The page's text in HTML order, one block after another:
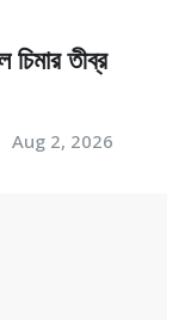
চিমার তীব্র
Aug 2, 2026